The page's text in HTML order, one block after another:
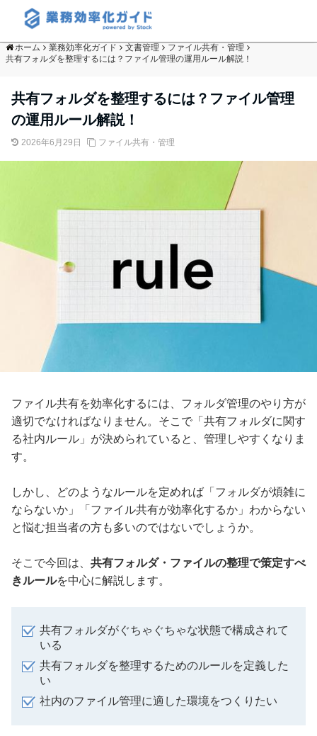
ホーム 業務効率化ガイド 文書管理
ファイル共有・管理
共有フォルダを整理するには？ファイル管理の運用ルール解説！
共有フォルダを整理するには？ファイル管理
の運用ルール解説！
2026年6月29日 ファイル共有・管理
ファイル共有を効率化するには、フォルダ管理のやり方が
適切でなければなりません。そこで「共有フォルダに関す
る社内ルール」が決められていると、管理しやすくなりま
す。
しかし、どのようなルールを定めれば「フォルダが煩雑に
ならないか」「ファイル共有が効率化するか」わからない
と悩む担当者の方も多いのではないでしょうか。
そこで今回は、 共有フォルダ・ファイルの整理で策定すべ
きルールを中心に解説します。
共有フォルダがぐちゃぐちゃな状態で構成されて
いる
共有フォルダを整理するためのルールを定義した
い
社内のファイル管理に適した環境をつくりたい